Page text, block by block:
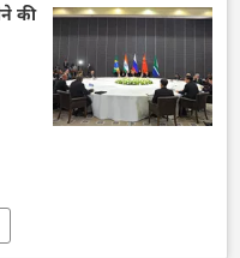
सेना
की